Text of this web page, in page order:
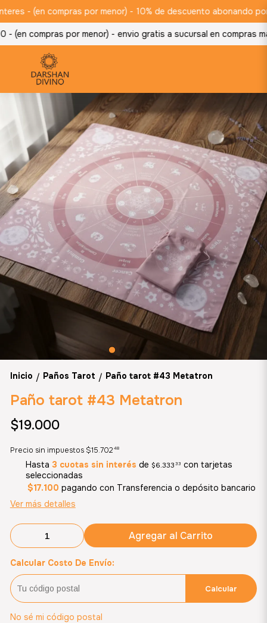
- (en compras por menor) - 10% de descuento abonando por
compras por menor) - envio gratis a sucursal en compras
Inicio / Paños Tarot / Paño tarot #43 Metatron
Paño tarot #43 Metatron
$19.000
Precio sin impuestos $15.702 48
Hasta 3 cuotas sin interés de $6.333 33 con tarjetas
seleccionadas
$17.100 pagando con Transferencia o depósito bancario
Ver más detalles
Agregar al Carrito
Calcular Costo De Envío:
Calcular
No sé mi código postal